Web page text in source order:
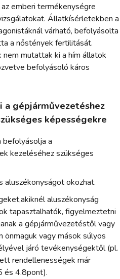
emberi termékenységre
Állatkísérletekben a
várható, befolyásolta
a nőstények fertilitását.
mutattak ki a hím állatok
befolyásoló káros
a gépjárművezetéshez
képességekre
a
kezeléséhez szükséges
aluszékonyságot okozhat.
aluszékonyság
tapasztalhatók, figyelmeztetni
a gépjárművezetéstől vagy
vagy mások súlyos
járó tevékenységektől (pl.
rendellenességek már
és 4.8pont).